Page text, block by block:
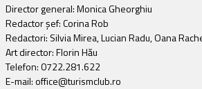
Director general: Monica Gheorghiu
Redactor șef: Corina Rob
Redactori: Silvia Mirea, Lucian Radu, Oana
Art director: Florin Hău
Telefon: 0722.281.622
E-mail: office@turismclub.ro